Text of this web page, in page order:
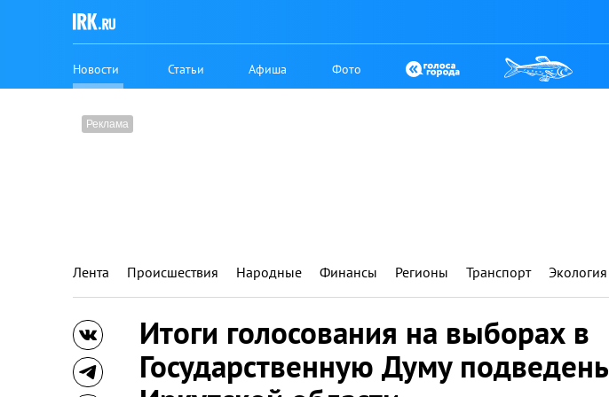
Новости Статьи Афиша Фото
Лента Происшествия Народные Финансы Регионы Транспорт Экология
Итоги голосования на выборах в
Государственную Думу